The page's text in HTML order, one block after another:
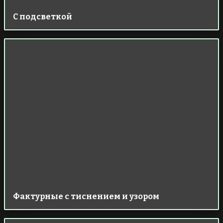
С подсветкой
Фактурные с тиснением и узором